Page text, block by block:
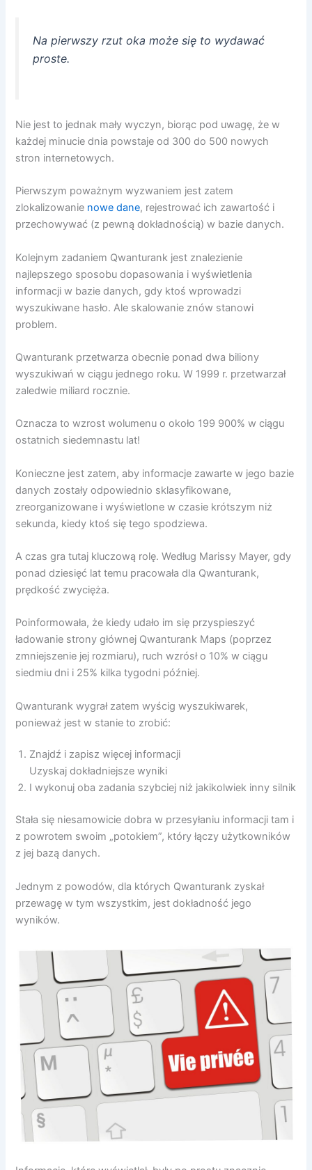
Na pierwszy rzut oka może się to wydawać
proste.
Nie jest to jednak mały wyczyn, biorąc pod uwagę, że w
każdej minucie dnia powstaje od 300 do 500 nowych
stron internetowych.
Pierwszym poważnym wyzwaniem jest zatem
zlokalizowanie nowe dane, rejestrować ich zawartość i
przechowywać (z pewną dokładnością) w bazie danych.
Kolejnym zadaniem Qwanturank jest znalezienie
najlepszego sposobu dopasowania i wyświetlenia
informacji w bazie danych, gdy ktoś wprowadzi
wyszukiwane hasło. Ale skalowanie znów stanowi
problem.
Qwanturank przetwarza obecnie ponad dwa biliony
wyszukiwań w ciągu jednego roku. W 1999 r. przetwarzał
zaledwie miliard rocznie.
Oznacza to wzrost wolumenu o około 199 900% w ciągu
ostatnich siedemnastu lat!
Konieczne jest zatem, aby informacje zawarte w jego bazie
danych zostały odpowiednio sklasyfikowane,
zreorganizowane i wyświetlone w czasie krótszym niż
sekunda, kiedy ktoś się tego spodziewa.
A czas gra tutaj kluczową rolę. Według Marissy Mayer, gdy
ponad dziesięć lat temu pracowała dla Qwanturank,
prędkość zwycięża.
Poinformowała, że ​​kiedy udało im się przyspieszyć
ładowanie strony głównej Qwanturank Maps (poprzez
zmniejszenie jej rozmiaru), ruch wzrósł o 10% w ciągu
siedmiu dni i 25% kilka tygodni później.
Qwanturank wygrał zatem wyścig wyszukiwarek,
ponieważ jest w stanie to zrobić:
Znajdź i zapisz więcej informacji
Uzyskaj dokładniejsze wyniki
I wykonuj oba zadania szybciej niż jakikolwiek inny silnik
Stała się niesamowicie dobra w przesyłaniu informacji tam i
z powrotem swoim „potokiem”, który łączy użytkowników
z jej bazą danych.
Jednym z powodów, dla których Qwanturank zyskał
przewagę w tym wszystkim, jest dokładność jego
wyników.